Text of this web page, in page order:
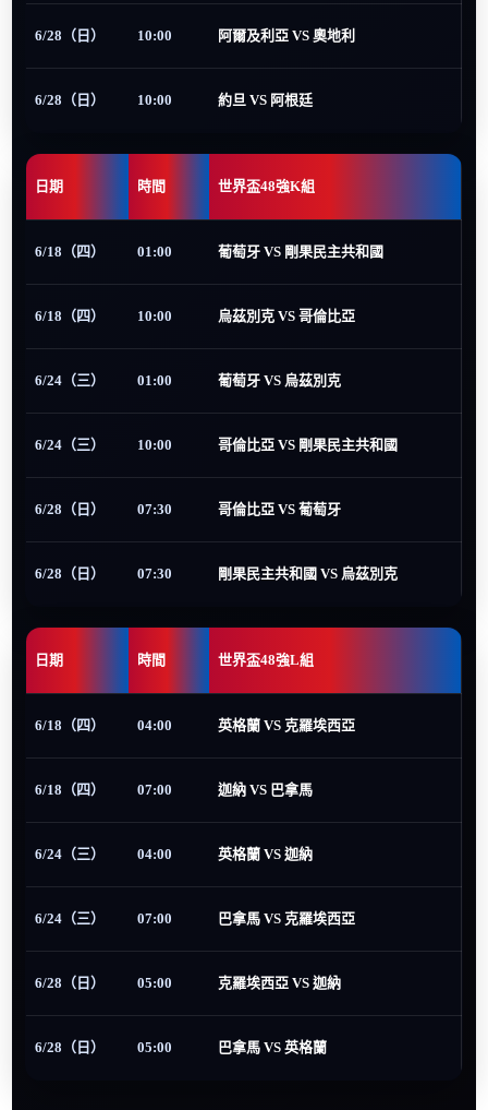
6/28（日） 10:00 阿爾及利亞 VS 奧地利
6/28（日） 10:00 約旦 VS 阿根廷
日期 時間 世界盃48強K組
6/18（四） 01:00 葡萄牙 VS 剛果民主共和國
6/18（四） 10:00 烏茲別克 VS 哥倫比亞
6/24（三） 01:00 葡萄牙 VS 烏茲別克
6/24（三） 10:00 哥倫比亞 VS 剛果民主共和國
6/28（日） 07:30 哥倫比亞 VS 葡萄牙
6/28（日） 07:30 剛果民主共和國 VS 烏茲別克
日期 時間 世界盃48強L組
6/18（四） 04:00 英格蘭 VS 克羅埃西亞
6/18（四） 07:00 迦納 VS 巴拿馬
6/24（三） 04:00 英格蘭 VS 迦納
6/24（三） 07:00 巴拿馬 VS 克羅埃西亞
6/28（日） 05:00 克羅埃西亞 VS 迦納
6/28（日） 05:00 巴拿馬 VS 英格蘭